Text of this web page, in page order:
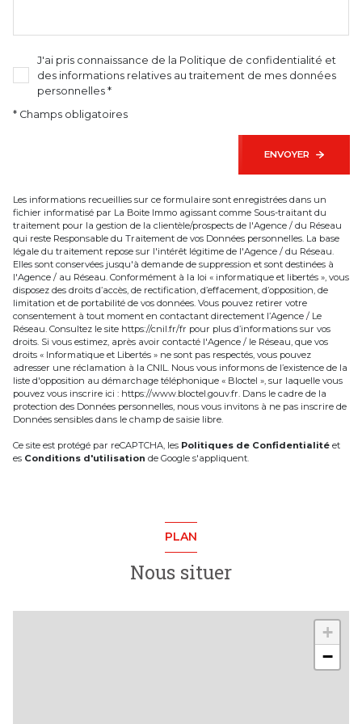
J'ai pris connaissance de la Politique de confidentialité et
des informations relatives au traitement de mes données
personnelles *
* Champs obligatoires
ENVOYER
Les informations recueillies sur ce formulaire sont enregistrées dans un
fichier informatisé par La Boite Immo agissant comme Sous-traitant du
traitement pour la gestion de la clientèle/prospects de l'Agence / du Réseau
qui reste Responsable du Traitement de vos Données personnelles. La base
légale du traitement repose sur l'intérêt légitime de l'Agence / du Réseau.
Elles sont conservées jusqu'à demande de suppression et sont destinées à
l'Agence / au Réseau. Conformément à la loi « informatique et libertés », vous
disposez des droits d’accès, de rectification, d’effacement, d’opposition, de
limitation et de portabilité de vos données. Vous pouvez retirer votre
consentement à tout moment en contactant directement l’Agence / Le
Réseau. Consultez le site https://cnil.fr/fr pour plus d’informations sur vos
droits. Si vous estimez, après avoir contacté l'Agence / le Réseau, que vos
droits « Informatique et Libertés » ne sont pas respectés, vous pouvez
adresser une réclamation à la CNIL. Nous vous informons de l’existence de la
liste d'opposition au démarchage téléphonique « Bloctel », sur laquelle vous
pouvez vous inscrire ici : https://www.bloctel.gouv.fr. Dans le cadre de la
protection des Données personnelles, nous vous invitons à ne pas inscrire de
Données sensibles dans le champ de saisie libre.
Ce site est protégé par reCAPTCHA, les Politiques de Confidentialité et
es Conditions d'utilisation de Google s'appliquent.
PLAN
Nous situer
+
−